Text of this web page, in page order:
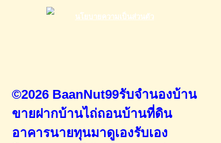
©2026 BaanNut99รับจำนองบ้าน
ขายฝากบ้านไถ่ถอนบ้านที่ดิน
อาคารนายทุนมาดูเองรับเอง